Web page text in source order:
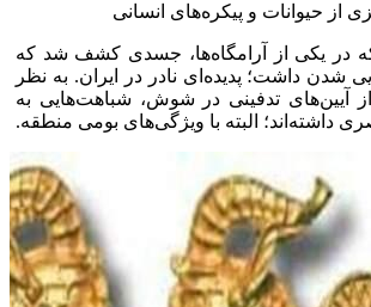
از حیوانات و پیکره‌های انسانی
در یکی از آرامگاه‌ها، جسدی کشف شد که
شدن داشت؛ پدیده‌ای نادر در ایران. به نظر
آیین‌های تدفینی در شوش، شباهت‌هایی به
داشته‌اند؛ البته با ویژگی‌های بومی منطقه.